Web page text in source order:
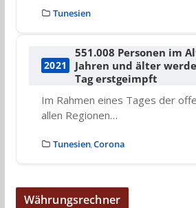
Tunesien
2021
551.008 Personen im
Jahren und älter
Tag erstgeimpft
Im Rahmen eines Tages der
allen Regionen…
Tunesien, Corona
Währungsrechner